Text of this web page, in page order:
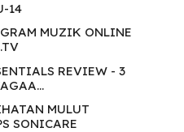
14
MUZIK ONLINE
REVIEW - 3
MULUT
SONICARE